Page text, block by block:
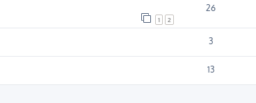
1 2
26
3
13